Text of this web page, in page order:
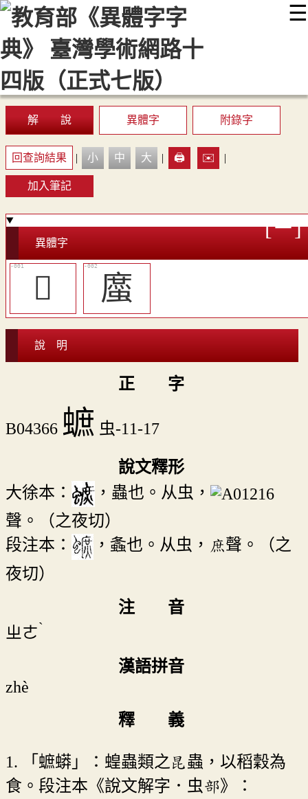
☰
::: 最新消息 常見問題 編輯說明
顯示模式
網站導覽
解 說 異體字 附錄字
回查詢結果 | 小 中 大 | 🖨️ ✉️ |
加入筆記
異體字
𧐚 䗪
說 明
正 字
B04366 蟅 虫-11-17
說文釋形
大徐本：
，蟲也。从虫，
聲。（之夜切）
段注本：
，螽也。从虫，庶聲。（之
夜切）
注 音
ㄓㄜˋ
漢語拼音
zhè
釋 義
1. 「蟅蟒」：蝗蟲類之昆蟲，以稻穀為
食。段注本《說文解字．虫部》：